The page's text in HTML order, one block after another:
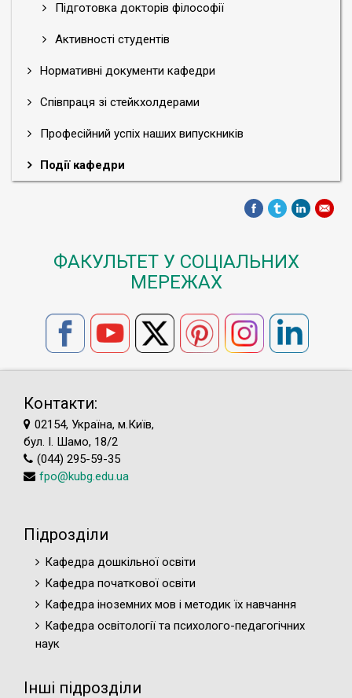
Підготовка докторів філософії
Активності студентів
Нормативні документи кафедри
Співпраця зі стейкхолдерами
Професійний успіх наших випускників
Події кафедри
ФАКУЛЬТЕТ У СОЦІАЛЬНИХ
МЕРЕЖАХ
Контакти:
02154, Україна, м.Київ,
бул. І. Шамо, 18/2
(044) 295-59-35
fpo@kubg.edu.ua
Підрозділи
Кафедра дошкільної освіти
Кафедра початкової освіти
Кафедра іноземних мов і методик їх навчання
Кафедра освітології та психолого-педагогічних
наук
Інші підрозділи